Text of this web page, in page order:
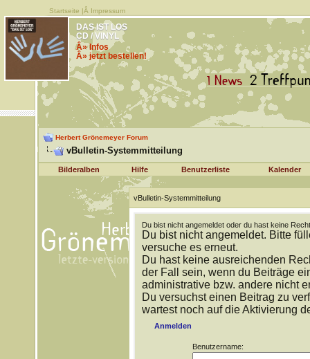
Startseite |Â Impressum
DAS IST LOS
CD / VINYL
Â» Infos
Â» jetzt bestellen!
Herbert Grönemeyer Forum
vBulletin-Systemmitteilung
Bilderalben Hilfe Benutzerliste Kalender
vBulletin-Systemmitteilung
Du bist nicht angemeldet oder du hast keine
Du bist nicht angemeldet. Bitte
versuche es erneut.
Du hast keine ausreichenden
der Fall sein, wenn du Beiträge
administrative bzw. andere nicht
Du versuchst einen Beitrag zu
wartest noch auf die Aktivierung
Anmelden
Benutzername: